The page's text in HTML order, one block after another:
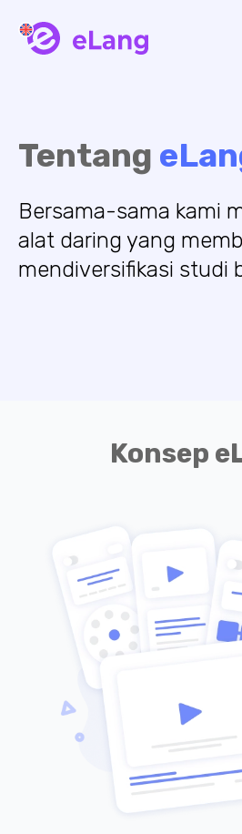
Tentang
Bersama-sama kami
alat daring yang
mendiversifikasi studi
Konsep